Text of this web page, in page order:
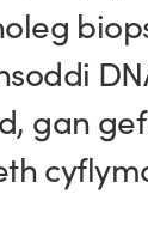
gan